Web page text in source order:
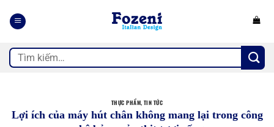
qua
Tìm
kiếm:
THỰC PHẨM, TIN TỨC
Lợi ích của máy hút chân không mang lại trong công